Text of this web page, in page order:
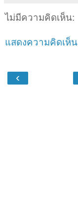
ไม่มีความคิดเห็น:
แสดงความคิดเห็น
‹